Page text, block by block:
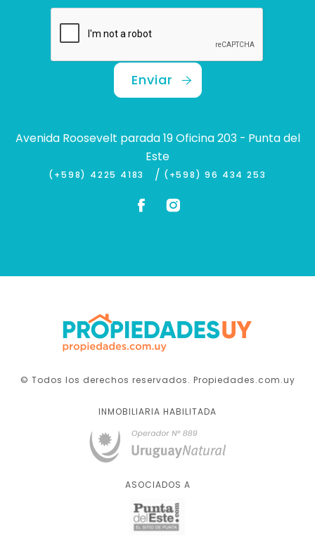
Enviar
Avenida Roosevelt parada 19 Oficina 203 - Punta del
Este
(+598) 4225 4183 / (+598) 96 434 253
© Todos los derechos reservados. Propiedades.com.uy
INMOBILIARIA HABILITADA
ASOCIADOS A